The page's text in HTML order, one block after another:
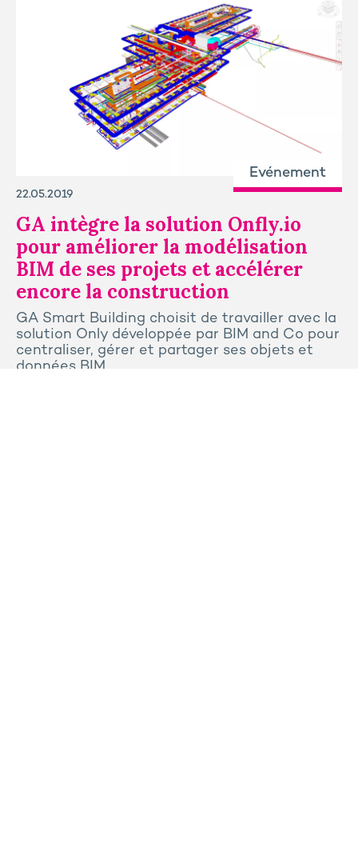
Evénement
22.05.2019
GA intègre la solution Onfly.io
pour améliorer la modélisation
BIM de ses projets et accélérer
encore la construction
GA Smart Building choisit de travailler avec la
solution Only développée par BIM and Co pour
centraliser, gérer et partager ses objets et
données BIM.